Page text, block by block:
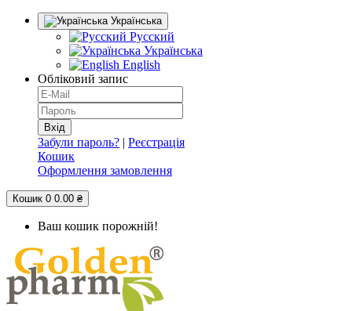
Українська
Русский
Українська
English
Обліковий запис
Забули пароль? | Реєстрація
Кошик
Оформлення замовлення
Кошик 0 0.00 ₴
Ваш кошик порожній!